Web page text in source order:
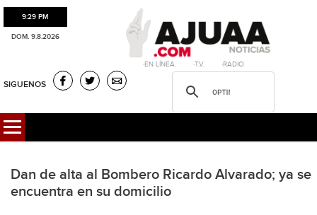
9:29 PM
DOM. 9.8.2026
·EN LÍNEA. ·T.V. ·RADIO
SIGUENOS
Dan de alta al Bombero Ricardo Alvarado; ya se
encuentra en su domicilio